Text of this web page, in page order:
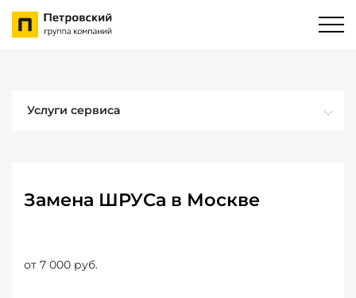
Услуги сервиса
Замена ШРУСа в Москве
от 7 000 руб.